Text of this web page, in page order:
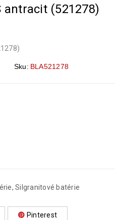
antracit (521278)
Sku: BLA521278
, Silgranitové batérie
Pinterest